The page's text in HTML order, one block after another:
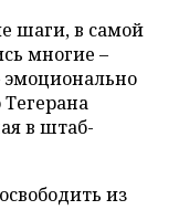
шаги, в самой
многие –
эмоционально
в штаб-
из